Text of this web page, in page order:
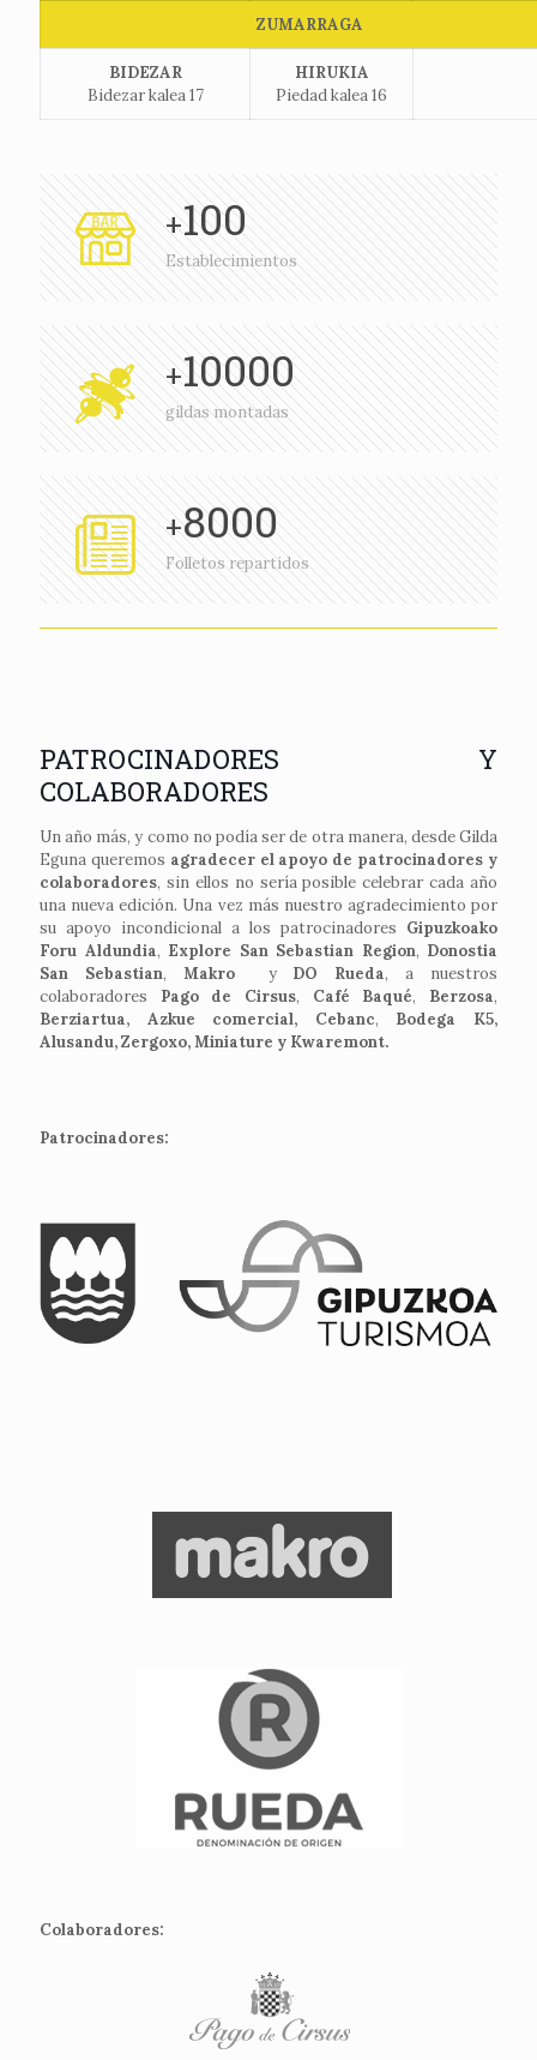
ZUMARRAGA
BIDEZAR
Bidezar kalea 17
HIRUKIA
Piedad kalea 16
+100
Establecimientos
+10000
gildas montadas
+8000
Folletos repartidos
PATROCINADORES Y
COLABORADORES
Un año más, y como no podía ser de otra manera, desde Gilda
Eguna queremos agradecer el apoyo de patrocinadores y
colaboradores, sin ellos no sería posible celebrar cada año
una nueva edición. Una vez más nuestro agradecimiento por
su apoyo incondicional a los patrocinadores Gipuzkoako
Foru Aldundia, Explore San Sebastian Region, Donostia
San Sebastian, Makro y DO Rueda, a nuestros
colaboradores Pago de Cirsus, Café Baqué, Berzosa,
Berziartua,
Azkue comercial, Cebanc, Bodega K5,
Alusandu, Zergoxo, Miniature y Kwaremont.
Patrocinadores:
Colaboradores: